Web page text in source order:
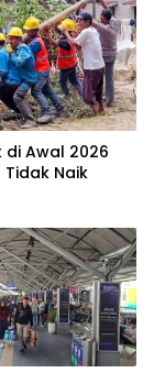
di Awal 2026
Naik